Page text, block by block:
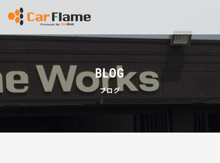
BLOG
ブログ